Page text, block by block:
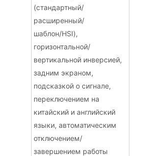
(стандартный/
расширенный/
шаблон/HSI),
горизонтальной/
вертикальной инверсией,
задним экраном,
подсказкой о сигнале,
переключением на
китайский и английский
языки, автоматическим
отключением/
завершением работы